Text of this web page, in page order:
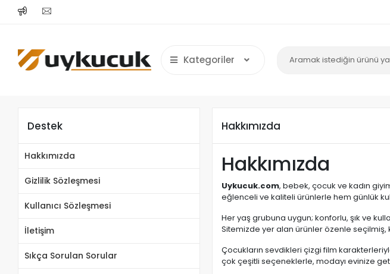
Kategoriler
Destek
Hakkımızda
Gizlilik Sözleşmesi
Kullanıcı Sözleşmesi
İletişim
Sıkça Sorulan Sorular
Hakkımızda
Hakkımızda
Uykucuk.com, bebek, çocuk ve kadın
eğlenceli ve kaliteli ürünlerle hem günlük
Her yaş grubuna uygun; konforlu, şık ve
Sitemizde yer alan ürünler özenle
Çocukların sevdikleri çizgi film
çok çeşitli seçeneklerle, modayı evinize